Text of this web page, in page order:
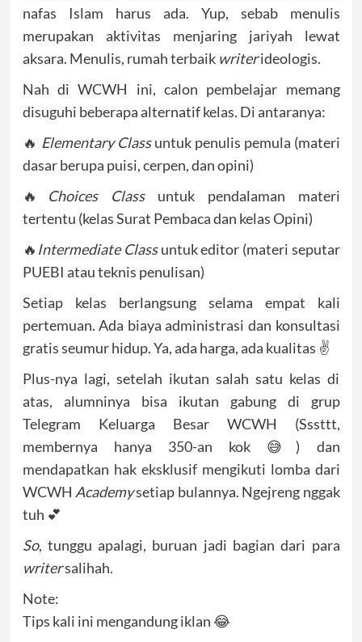
nafas Islam harus ada. Yup, sebab menulis
merupakan aktivitas menjaring jariyah lewat
aksara. Menulis, rumah terbaik writerideologis.
Nah di WCWH ini, calon pembelajar memang
disuguhi beberapa alternatif kelas. Di antaranya:
🔥 Elementary Classuntuk penulis pemula (materi
dasar berupa puisi, cerpen, dan opini)
🔥
Choices Classuntuk pendalaman materi
tertentu (kelas Surat Pembaca dan kelas Opini)
🔥 Intermediate Classuntuk editor (materi seputar
PUEBI atau teknis penulisan)
Setiap kelas berlangsung selama empat kali
pertemuan. Ada biaya administrasi dan konsultasi
gratis seumur hidup. Ya, ada harga, ada kualitas ✌
Plus-nya lagi, setelah ikutan salah satu kelas di
atas, alumninya bisa ikutan gabung di grup
Telegram Keluarga Besar WCWH (Sssttt,
membernya hanya 350-an kok 😅) dan
mendapatkan hak eksklusif mengikuti lomba dari
WCWH Academysetiap bulannya. Ngejreng nggak
tuh 💕
So, tunggu apalagi, buruan jadi bagian dari para
writersalihah.
Note:
Tips kali ini mengandung iklan 😂